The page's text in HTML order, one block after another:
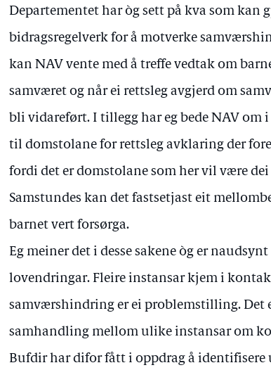
Departementet har òg sett på kva som kan
bidragsregelverk for å motverke
kan NAV vente med å treffe vedtak om
samværet og når ei rettsleg avgjerd om
bli vidareført. I tillegg har eg bede NAV om i
til domstolane for rettsleg avklaring der
fordi det er domstolane som her vil være
Samstundes kan det fastsetjast eit
barnet vert forsørga.
Eg meiner det i desse sakene òg er
lovendringar. Fleire instansar kjem i
samværshindring er ei problemstilling. Det
samhandling mellom ulike instansar om
Bufdir har difor fått i oppdrag å identifisere